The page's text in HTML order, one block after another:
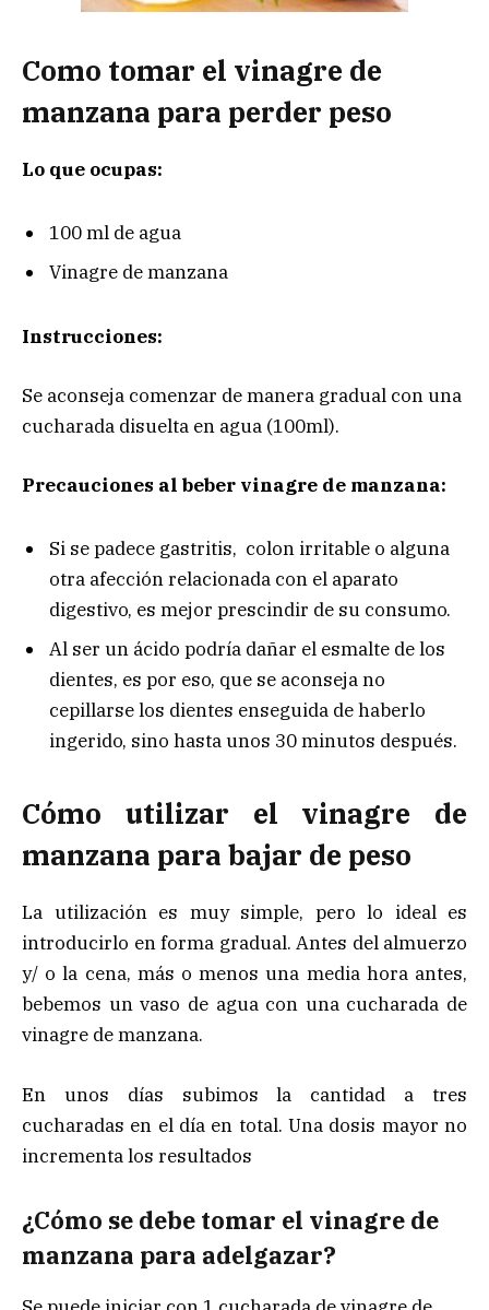
Como tomar el vinagre de
manzana para perder peso
Lo que ocupas:
100 ml de agua
Vinagre de manzana
Instrucciones:
Se aconseja comenzar de manera gradual con una
cucharada disuelta en agua (100ml).
Precauciones al beber vinagre de manzana:
Si se padece gastritis, colon irritable o alguna
otra afección relacionada con el aparato
digestivo, es mejor prescindir de su consumo.
Al ser un ácido podría dañar el esmalte de los
dientes, es por eso, que se aconseja no
cepillarse los dientes enseguida de haberlo
ingerido, sino hasta unos 30 minutos después.
Cómo utilizar el vinagre de
manzana para bajar de peso
La utilización es muy simple, pero lo ideal es
introducirlo en forma gradual. Antes del almuerzo
y/ o la cena, más o menos una media hora antes,
bebemos un vaso de agua con una cucharada de
vinagre de manzana.
En unos días subimos la cantidad a tres
cucharadas en el día en total. Una dosis mayor no
incrementa los resultados
¿Cómo se debe tomar el vinagre de
manzana para adelgazar?